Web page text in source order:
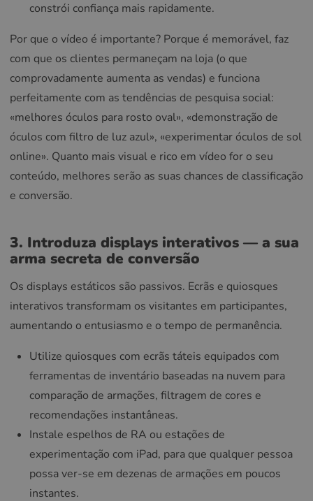
constrói confiança mais rapidamente.
Por que o vídeo é importante? Porque é memorável, faz
com que os clientes permaneçam na loja (o que
comprovadamente aumenta as vendas) e funciona
perfeitamente com as tendências de pesquisa social:
«melhores óculos para rosto oval», «demonstração de
óculos com filtro de luz azul», «experimentar óculos de sol
online». Quanto mais visual e rico em vídeo for o seu
conteúdo, melhores serão as suas chances de classificação
e conversão.
3. Introduza displays interativos — a sua
arma secreta de conversão
Os displays estáticos são passivos. Ecrãs e quiosques
interativos transformam os visitantes em participantes,
aumentando o entusiasmo e o tempo de permanência.
Utilize quiosques com ecrãs táteis equipados com
ferramentas de inventário baseadas na nuvem para
comparação de armações, filtragem de cores e
recomendações instantâneas.
Instale espelhos de RA ou estações de
experimentação com iPad, para que qualquer pessoa
possa ver-se em dezenas de armações em poucos
instantes.